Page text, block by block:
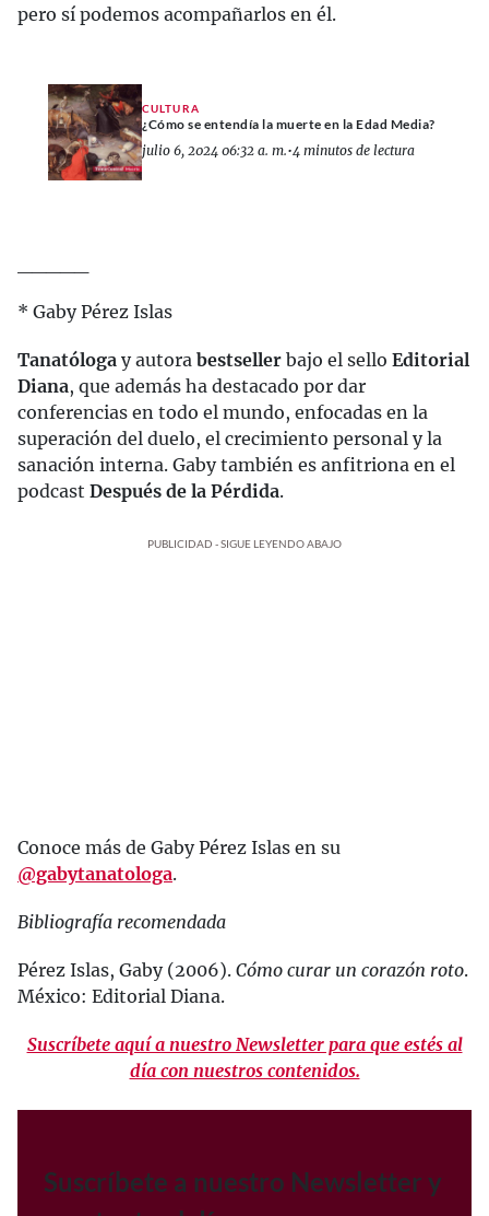
pero sí podemos acompañarlos en él.
CULTURA
¿Cómo se entendía la muerte en la Edad Media?
julio 6, 2024 06:32 a. m.•4 minutos de lectura
* Gaby Pérez Islas
Tanatóloga y autora bestseller bajo el sello Editorial
Diana, que además ha destacado por dar
conferencias en todo el mundo, enfocadas en la
superación del duelo, el crecimiento personal y la
sanación interna. Gaby también es anfitriona en el
podcast Después de la Pérdida.
PUBLICIDAD - SIGUE LEYENDO ABAJO
Conoce más de Gaby Pérez Islas en su
@gabytanatologa.
Bibliografía recomendada
Pérez Islas, Gaby (2006). Cómo curar un corazón roto.
México: Editorial Diana.
Suscríbete aquí a nuestro Newsletter para que estés al
día con nuestros contenidos.
Suscríbete a nuestro Newsletter y